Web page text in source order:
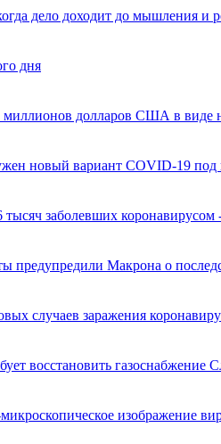
дело доходит до мышления и
дня
миллионов долларов США в
новый вариант COVID-19 под
заболевших коронавирусом
предупредили Макрона о
случаев заражения
восстановить газоснабжение
изображение